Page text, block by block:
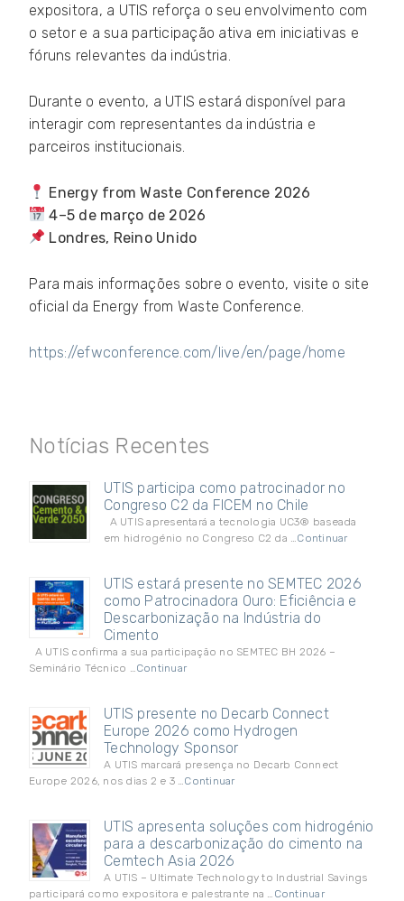
expositora, a UTIS reforça o seu envolvimento com
o setor e a sua participação ativa em iniciativas e
fóruns relevantes da indústria.
Durante o evento, a UTIS estará disponível para
interagir com representantes da indústria e
parceiros institucionais.
Energy from Waste Conference 2026
4–5 de março de 2026
Londres, Reino Unido
Para mais informações sobre o evento, visite o site
oficial da Energy from Waste Conference.
https://efwconference.com/live/en/page/home
Notícias Recentes
UTIS participa como patrocinador no
Congreso C2 da FICEM no Chile
A UTIS apresentará a tecnologia UC3® baseada
em hidrogénio no Congreso C2 da …Continuar
UTIS estará presente no SEMTEC 2026
como Patrocinadora Ouro: Eficiência e
Descarbonização na Indústria do
Cimento
A UTIS confirma a sua participação no SEMTEC BH 2026 –
Seminário Técnico …Continuar
UTIS presente no Decarb Connect
Europe 2026 como Hydrogen
Technology Sponsor
A UTIS marcará presença no Decarb Connect
Europe 2026, nos dias 2 e 3 …Continuar
UTIS apresenta soluções com hidrogénio
para a descarbonização do cimento na
Cemtech Asia 2026
A UTIS – Ultimate Technology to Industrial Savings
participará como expositora e palestrante na … Continuar